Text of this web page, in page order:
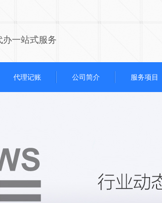
一站式服务
代理记账 公司简介 服务项目